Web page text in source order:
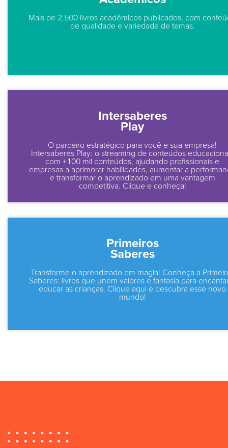
Mais de 2.500 livros acadêmicos publicados, com
de qualidade e variedade de temas.
Intersaberes
Play
O parceiro estratégico para você e sua empresa!
Intersaberes Play: o streaming de conteúdos
com +100 mil conteúdos, ajudando profissionais e
empresas a aprimorar habilidades, aumentar a
e transformar o aprendizado em uma vantagem
competitiva. Clique e conheça!
Primeiros
Saberes
Transforme o aprendizado em magia! Conheça a
Saberes: livros que unem valores e fantasia para
educar as crianças. Clique aqui e descubra esse novo
mundo!